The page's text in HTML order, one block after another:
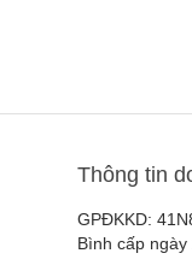
Thông tin
GPĐKKD:
Bình cấp